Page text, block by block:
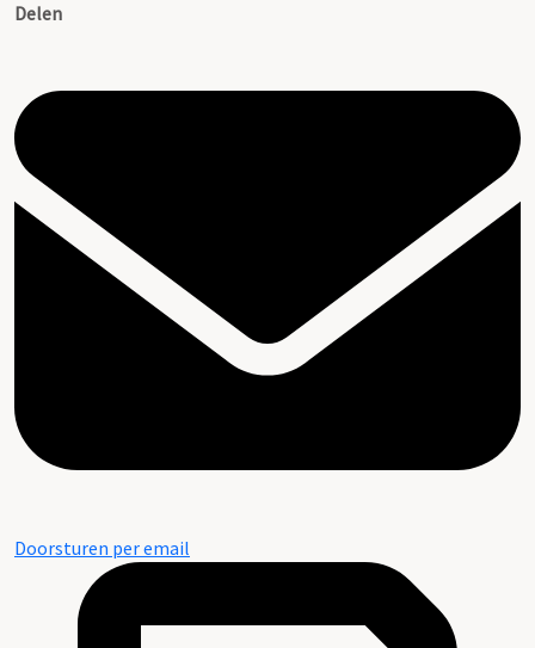
Delen
Doorsturen per email